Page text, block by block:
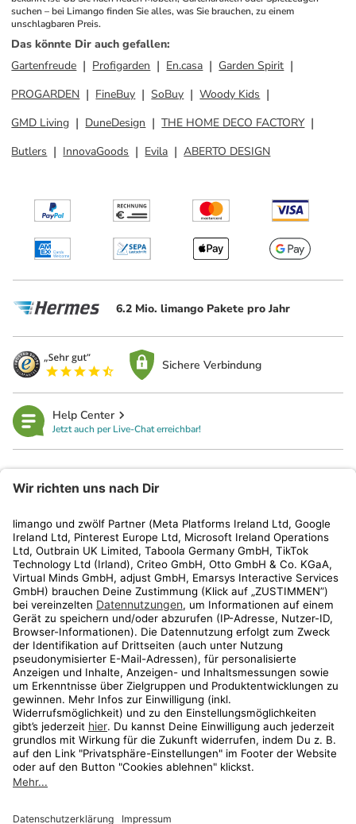
suchen – bei Limango finden Sie alles, was Sie brauchen, zu einem
unschlagbaren Preis.
Das könnte Dir auch gefallen:
Gartenfreude
Profigarden En.casa
Garden Spirit
PROGARDEN
FineBuy SoBuy
Woody Kids
GMD Living
DuneDesign
THE HOME DECO FACTORY
Butlers
InnovaGoods Evila ABERTO DESIGN
6.2 Mio. limango Pakete pro Jahr
Sichere Verbindung
Help Center
Jetzt auch per Live-Chat erreichbar!
Kundenservice
Shop
Aktionen
Travel